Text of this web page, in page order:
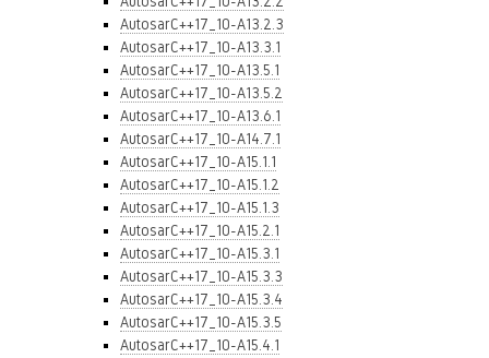
AutosarC++17_10-A13.2.3
AutosarC++17_10-A13.3.1
AutosarC++17_10-A13.5.1
AutosarC++17_10-A13.5.2
AutosarC++17_10-A13.6.1
AutosarC++17_10-A14.7.1
AutosarC++17_10-A15.1.1
AutosarC++17_10-A15.1.2
AutosarC++17_10-A15.1.3
AutosarC++17_10-A15.2.1
AutosarC++17_10-A15.3.1
AutosarC++17_10-A15.3.3
AutosarC++17_10-A15.3.4
AutosarC++17_10-A15.3.5
AutosarC++17_10-A15.4.1